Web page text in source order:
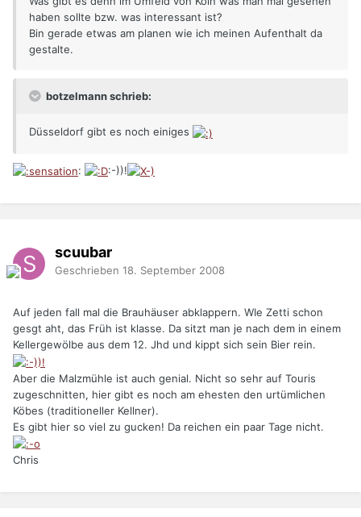
haben sollte bzw. was interessant ist?
Bin gerade etwas am planen wie ich meinen Aufenthalt da
gestalte.
botzelmann schrieb:
Düsseldorf gibt es noch einiges
: :-))!
scuubar
Geschrieben 18. September 2008
Auf jeden fall mal die Brauhäuser abklappern. WIe Zetti schon
gesgt aht, das Früh ist klasse. Da sitzt man je nach dem in einem
Kellergewölbe aus dem 12. Jhd und kippt sich sein Bier rein.
Aber die Malzmühle ist auch genial. Nicht so sehr auf Touris
zugeschnitten, hier gibt es noch am ehesten den urtümlichen
Köbes (traditioneller Kellner).
Es gibt hier so viel zu gucken! Da reichen ein paar Tage nicht.
Chris